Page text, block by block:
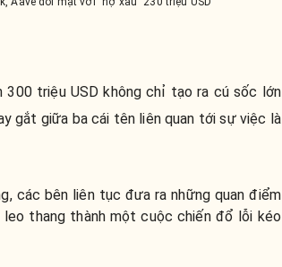
300 triệu USD không chỉ tạo ra cú sốc lớn
gắt giữa ba cái tên liên quan tới sự việc là
các bên liên tục đưa ra những quan điểm
thang thành một cuộc chiến đổ lỗi kéo